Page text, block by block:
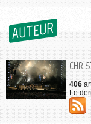
AUTEUR
406
Le